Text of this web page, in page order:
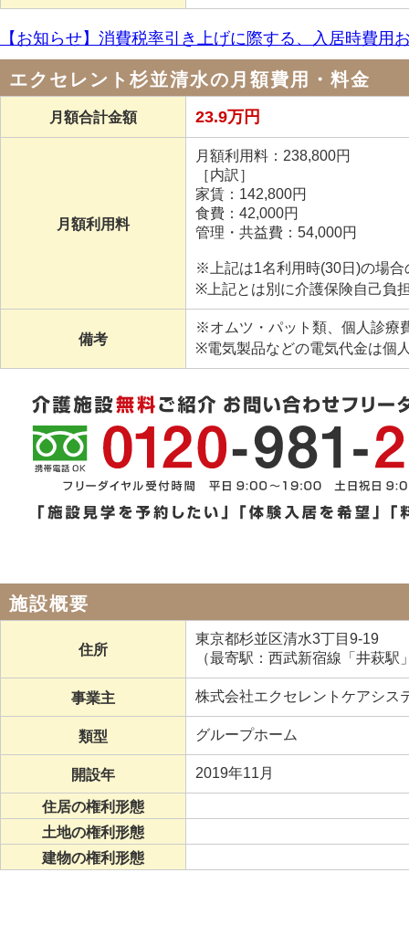
【お知らせ】消費税率引き上げに際する、入居時費用
エクセレント杉並清水の月額費用・料金
月額合計金額 23.9万円
月額利用料
月額利用料：238,800円
［内訳］
家賃：142,800円
食費：42,000円
管理・共益費：54,000円
※上記は1名利用時(30日)の場合
※上記とは別に介護保険自己負
備考
※オムツ・パット類、個人診療
※電気製品などの電気代金は個
施設概要
住所
東京都杉並区清水3丁目9-19
（最寄駅：西武新宿線「井萩
事業主 株式会社エクセレントケアシス
類型 グループホーム
開設年 2019年11月
住居の権利形態
土地の権利形態
建物の権利形態